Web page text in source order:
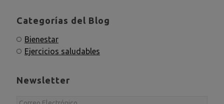
Categorías del Blog
Bienestar
Ejercicios saludables
Newsletter